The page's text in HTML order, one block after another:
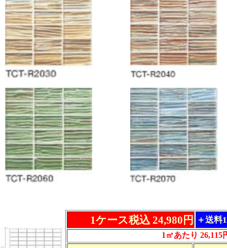
1ケース税込 24,980円 ＋送料
1㎡あたり 26,115